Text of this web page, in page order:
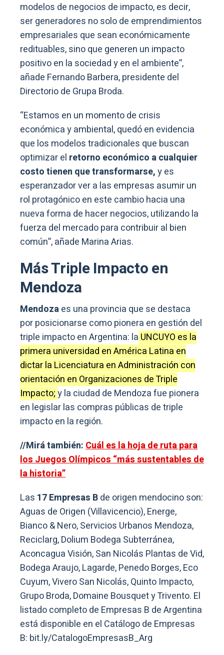
modelos de negocios de impacto, es decir,
ser generadores no solo de emprendimientos
empresariales que sean económicamente
redituables, sino que generen un impacto
positivo en la sociedad y en el ambiente”,
añade Fernando Barbera, presidente del
Directorio de Grupa Broda.
“Estamos en un momento de crisis
económica y ambiental, quedó en evidencia
que los modelos tradicionales que buscan
optimizar el retorno económico a cualquier
costo tienen que transformarse,y es
esperanzador ver a las empresas asumir un
rol protagónico en este cambio hacia una
nueva forma de hacer negocios, utilizando la
fuerza del mercado para contribuir al bien
común”, añade Marina Arias.
Más Triple Impacto en
Mendoza
Mendozaes una provincia que se destaca
por posicionarse como pionera en gestión del
triple impacto en Argentina: la UNCUYO es la
primera universidad en América Latina en
dictar la Licenciatura en Administración con
orientación en Organizaciones de Triple
Impacto;y la ciudad de Mendoza fue pionera
en legislar las compras públicas de triple
impacto en la región.
//Mirá también:Cuál es la hoja de ruta para
los Juegos Olímpicos “más sustentables de
la historia”
Las 17 Empresas Bde origen mendocino son:
Aguas de Origen (Villavicencio), Energe,
Bianco & Nero, Servicios Urbanos Mendoza,
Reciclarg, Dolium Bodega Subterránea,
Aconcagua Visión, San Nicolás Plantas de Vid,
Bodega Araujo, Lagarde, Penedo Borges, Eco
Cuyum, Vivero San Nicolás, Quinto Impacto,
Grupo Broda, Domaine Bousquet y Trivento. El
listado completo de Empresas B de Argentina
está disponible en el Catálogo de Empresas
B: bit.ly/CatalogoEmpresasB_Arg